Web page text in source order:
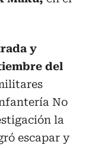
y
del
No
la
escapar y